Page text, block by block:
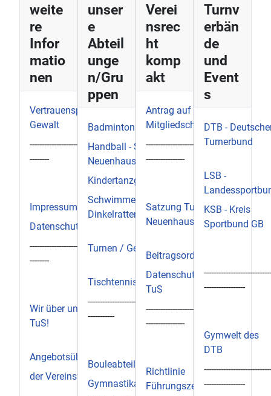
weite
re
Infor
matio
nen
Vertrauenspersonen-
Gewalt
--------------------------------------
--------
Impressum
Datenschutzerklärung
--------------------------------------
--------
Wir über uns - der
TuS!
Angebotsübersicht
der Vereinsvorstand
unser
e
Abteil
unge
n/Gru
ppen
Badmintonabteilung
Handball - SG
Neuenhaus/Uelsen
Kindertanzgruppe
Schwimmen -
Dinkelratten
Turnen / Gerätturnen
Tischtennisabteilung
-------------------------------------
-----------
Bouleabteilung
Gymnastikangebot
Verei
nsrec
ht
komp
akt
Antrag auf
Mitgliedschaft
--------------------------------
----------------
Satzung TuS
Neuenhaus
Beitragsordnung
Datenschutz im
TuS
--------------------------------
----------------
Richtlinie
Führungszeugnis
Turnv
erbän
de
und
Event
s
DTB -
Turnerbund
LSB -
KSB - Kreis
Sportbund GB
-----------------
Gymwelt des
DTB
-----------------